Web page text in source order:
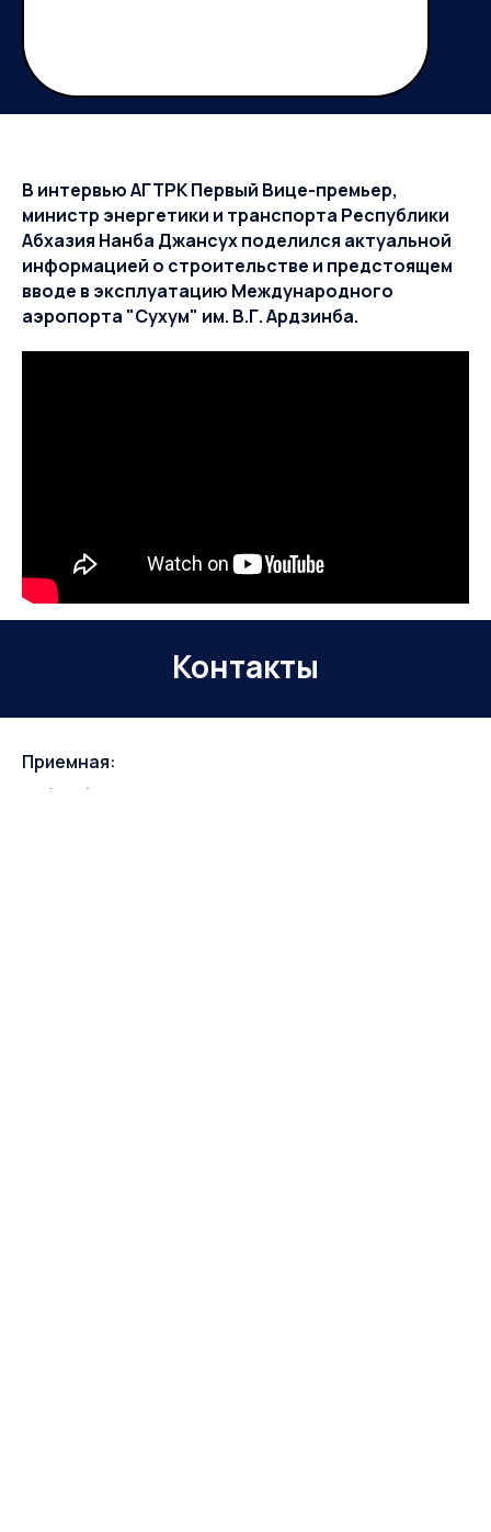
В интервью АГТРК Первый Вице-премьер,
министр энергетики и транспорта Республики
Абхазия Нанба Джансух поделился актуальной
информацией о строительстве и предстоящем
вводе в эксплуатацию Международного
аэропорта "Сухум" им. В.Г. Ардзинба.
Контакты
Приемная:
+7 (840) 226-70-70